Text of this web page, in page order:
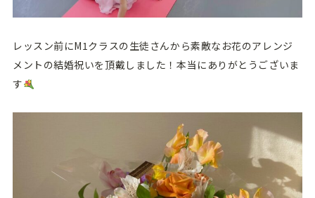
レッスン前にM1クラスの生徒さんから素敵なお花のアレンジ
メントの結婚祝いを頂戴しました！本当にありがとうございま
す